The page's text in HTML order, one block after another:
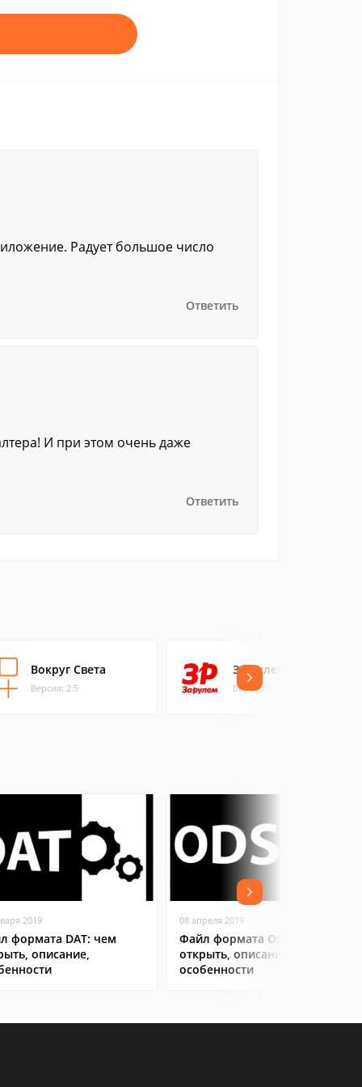
Радует большое число
Ответить
И при этом очень даже
Ответить
Вокруг Света
Версия: 2.5
За рулем
Версия: 1.8.0
2019
формата DAT: чем
описание,
08 апреля 2019
Файл формата ODS: чем
открыть, описание,
особенности